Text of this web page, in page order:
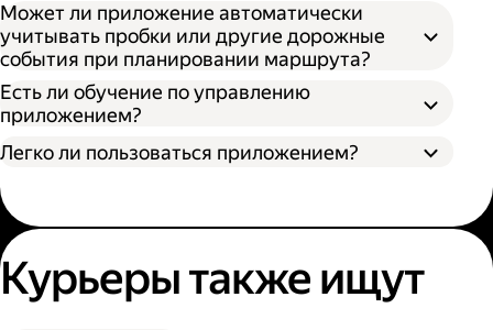
Может ли приложение автоматически
учитывать пробки или другие дорожные
события при планировании маршрута?
Есть ли обучение по управлению
приложением?
Легко ли пользоваться приложением?
Курьеры также ищут